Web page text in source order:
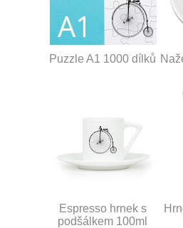
Puzzle A1 1000 dílků
Espresso hrnek s
podšálkem 100ml